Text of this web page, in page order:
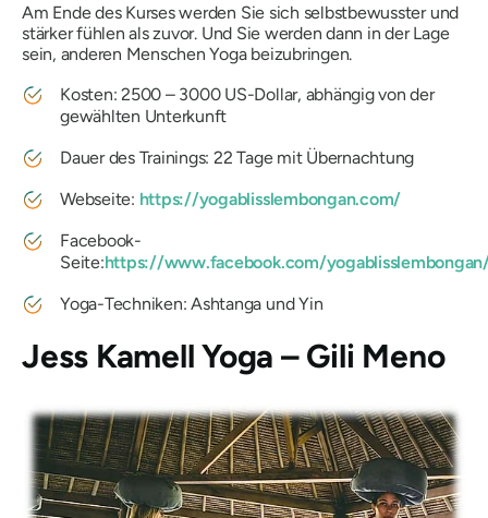
Am Ende des Kurses werden Sie sich selbstbewusster und
stärker fühlen als zuvor. Und Sie werden dann in der Lage
sein, anderen Menschen Yoga beizubringen.
Kosten: 2500 – 3000 US-Dollar, abhängig von der
gewählten Unterkunft
Dauer des Trainings: 22 Tage mit Übernachtung
Webseite: https://yogablisslembongan.com/
Facebook-
Seite:https://www.facebook.com/
Yoga-Techniken: Ashtanga und Yin
Jess Kamell Yoga – Gili Meno